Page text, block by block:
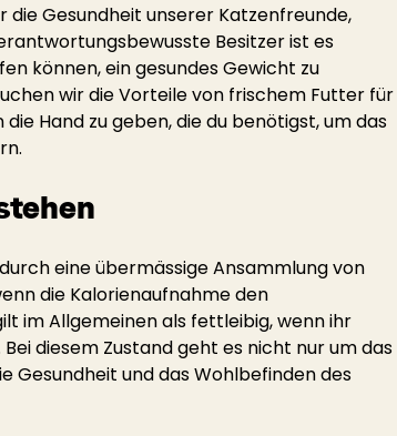
die Gesundheit unserer Katzenfreunde,
Besitzer ist es
können, ein gesundes Gewicht zu
wir die Vorteile von frischem Futter für
Hand zu geben, die du benötigst, um das
eine übermässige Ansammlung von
die Kalorienaufnahme den
im Allgemeinen als fettleibig, wenn ihr
diesem Zustand geht es nicht nur um das
Gesundheit und das Wohlbefinden des